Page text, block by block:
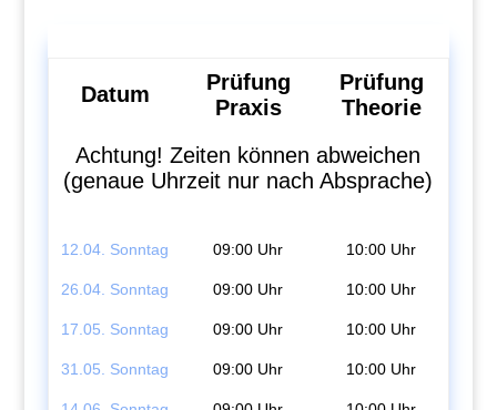
Datum
Prüfung
Praxis
Prüfung
Theorie
Achtung! Zeiten können abweichen
(genaue Uhrzeit nur nach Absprache)
12.04. Sonntag 09:00 Uhr 10:00 Uhr
26.04. Sonntag 09:00 Uhr 10:00 Uhr
17.05. Sonntag 09:00 Uhr 10:00 Uhr
31.05. Sonntag 09:00 Uhr 10:00 Uhr